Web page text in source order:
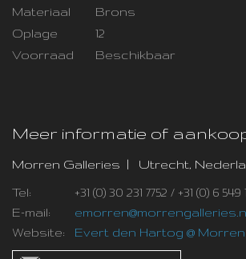
Materiaal
Brons
Oplage
12
Voorraad
Beschikbaar
Meer informatie of
Morren Galleries | Utrecht,
Tel:
+31 (0) 30 231 7752 / +31 (0) 6 549
E-mail:
Website: Evert den Hartog @